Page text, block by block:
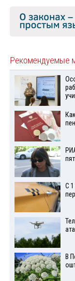
Рекомендуемые
С
В